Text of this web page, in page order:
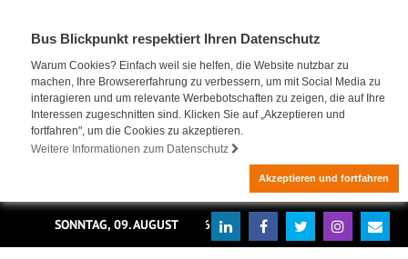
Bus Blickpunkt respektiert Ihren Datenschutz
Warum Cookies? Einfach weil sie helfen, die Website nutzbar zu
machen, Ihre Browsererfahrung zu verbessern, um mit Social Media zu
interagieren und um relevante Werbebotschaften zu zeigen, die auf Ihre
Interessen zugeschnitten sind. Klicken Sie auf „Akzeptieren und
fortfahren", um die Cookies zu akzeptieren.
Weitere Informationen zum Datenschutz
Akzeptieren und fortfahren
SONNTAG, 09. AUGUST 2026